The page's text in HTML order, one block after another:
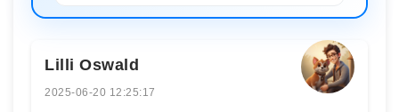
Lilli Oswald
2025-06-20 12:25:17